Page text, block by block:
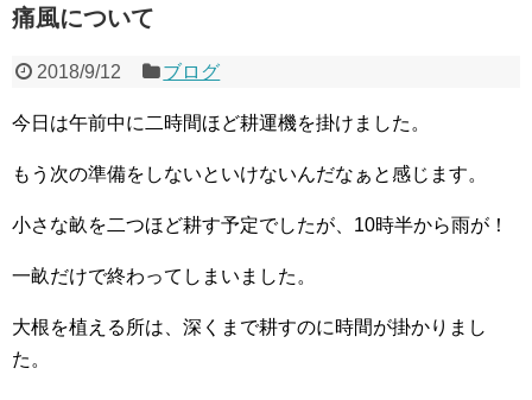
痛風について
2018/9/12 ブログ
今日は午前中に二時間ほど耕運機を掛けました。
もう次の準備をしないといけないんだなぁと感じます。
小さな畝を二つほど耕す予定でしたが、10時半から雨が！
一畝だけで終わってしまいました。
大根を植える所は、深くまで耕すのに時間が掛かりまし
た。